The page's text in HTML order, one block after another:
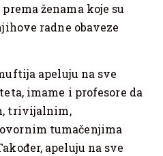
ženama koje su
radne obaveze
apeluju na sve
imame i profesore da
trivijalnim,
tumačenjima
apeluju na sve